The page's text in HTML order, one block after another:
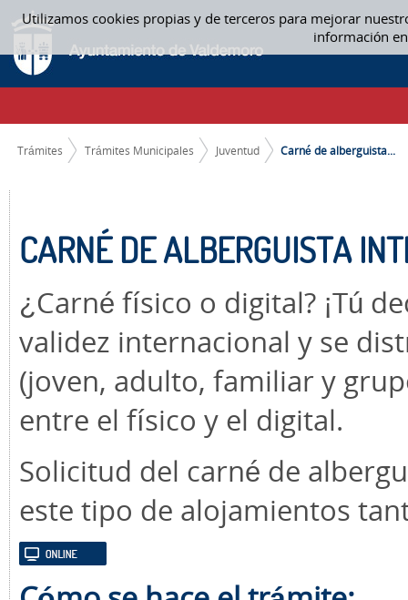
Utilizamos cookies propias y de terceros para mejorar
información
Saltar al contenido
CARNÉ DE ALBERGUISTA INTERNACIONAL - JUVENTUD
CAMINO DE MIGAS
Trámites Trámites Municipales Juventud Carné de alberguista...
CARNÉ DE ALBERGUISTA
¿Carné físico o digital? ¡Tú
validez internacional y se
(joven, adulto, familiar y
entre el físico y el digital.
Solicitud del carné de
este tipo de alojamientos